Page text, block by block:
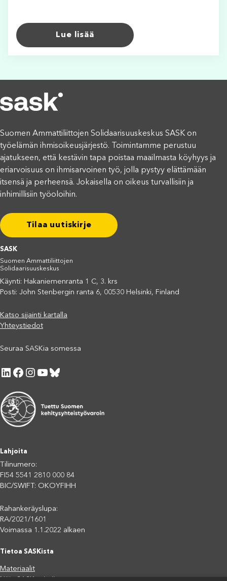
Lue lisää
Suomen Ammattiliittojen Solidaarisuuskeskus SASK on
työelämän ihmisoikeusjärjestö. Toimintamme perustuu
ajatukseen, että kestävin tapa poistaa maailmasta köyhyys ja
eriarvoisuus on ihmisarvoinen työ, jolla pystyy elättämään
itsensä ja perheensä. Jokaisella on oikeus turvallisiin ja
inhimillisiin työoloihin.
Tilaa uutiskirje
SASK
Suomen Ammattiliittojen
Solidaarisuuskeskus
Käynti: Hakaniemenranta 1 C, 3. krs
Posti: John Stenbergin ranta 6, 00530 Helsinki, Finland
Katso sijainti kartalla
Yhteystiedot
Seuraa SASKia somessa
LinkedIn Facebook Instagram YouTube Bluesky
Lahjoita
Tilinumero:
FI54 5541 2810 000 84
BIC/SWIFT: OKOYFIHH
Rahankeräyslupa:
RA/2021/1601
Voimassa 1.1.2022 alkaen
Tietoa SASKista
Materiaalit